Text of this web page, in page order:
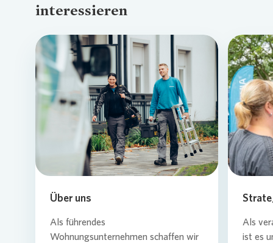
interessieren
Loading...
Über uns
Als führendes
Wohnungsunternehmen schaffen wir
Als
ist es